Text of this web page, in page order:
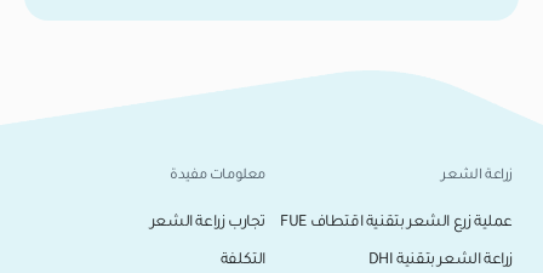
زراعة الشعر
عملية زرع الشعر بتقنية اقتطاف FUE
زراعة الشعر بتقنية DHI
معلومات مفيدة
تجارب زراعة الشعر
التكلفة